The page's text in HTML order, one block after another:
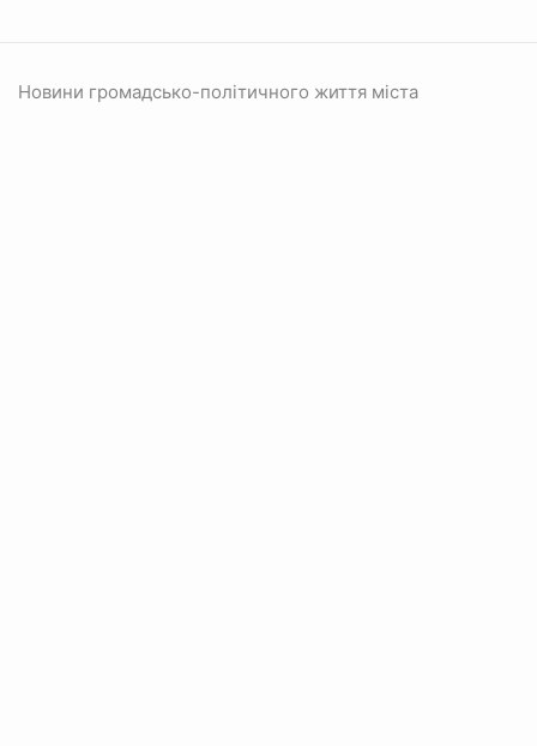
Новини громадсько-політичного життя міста